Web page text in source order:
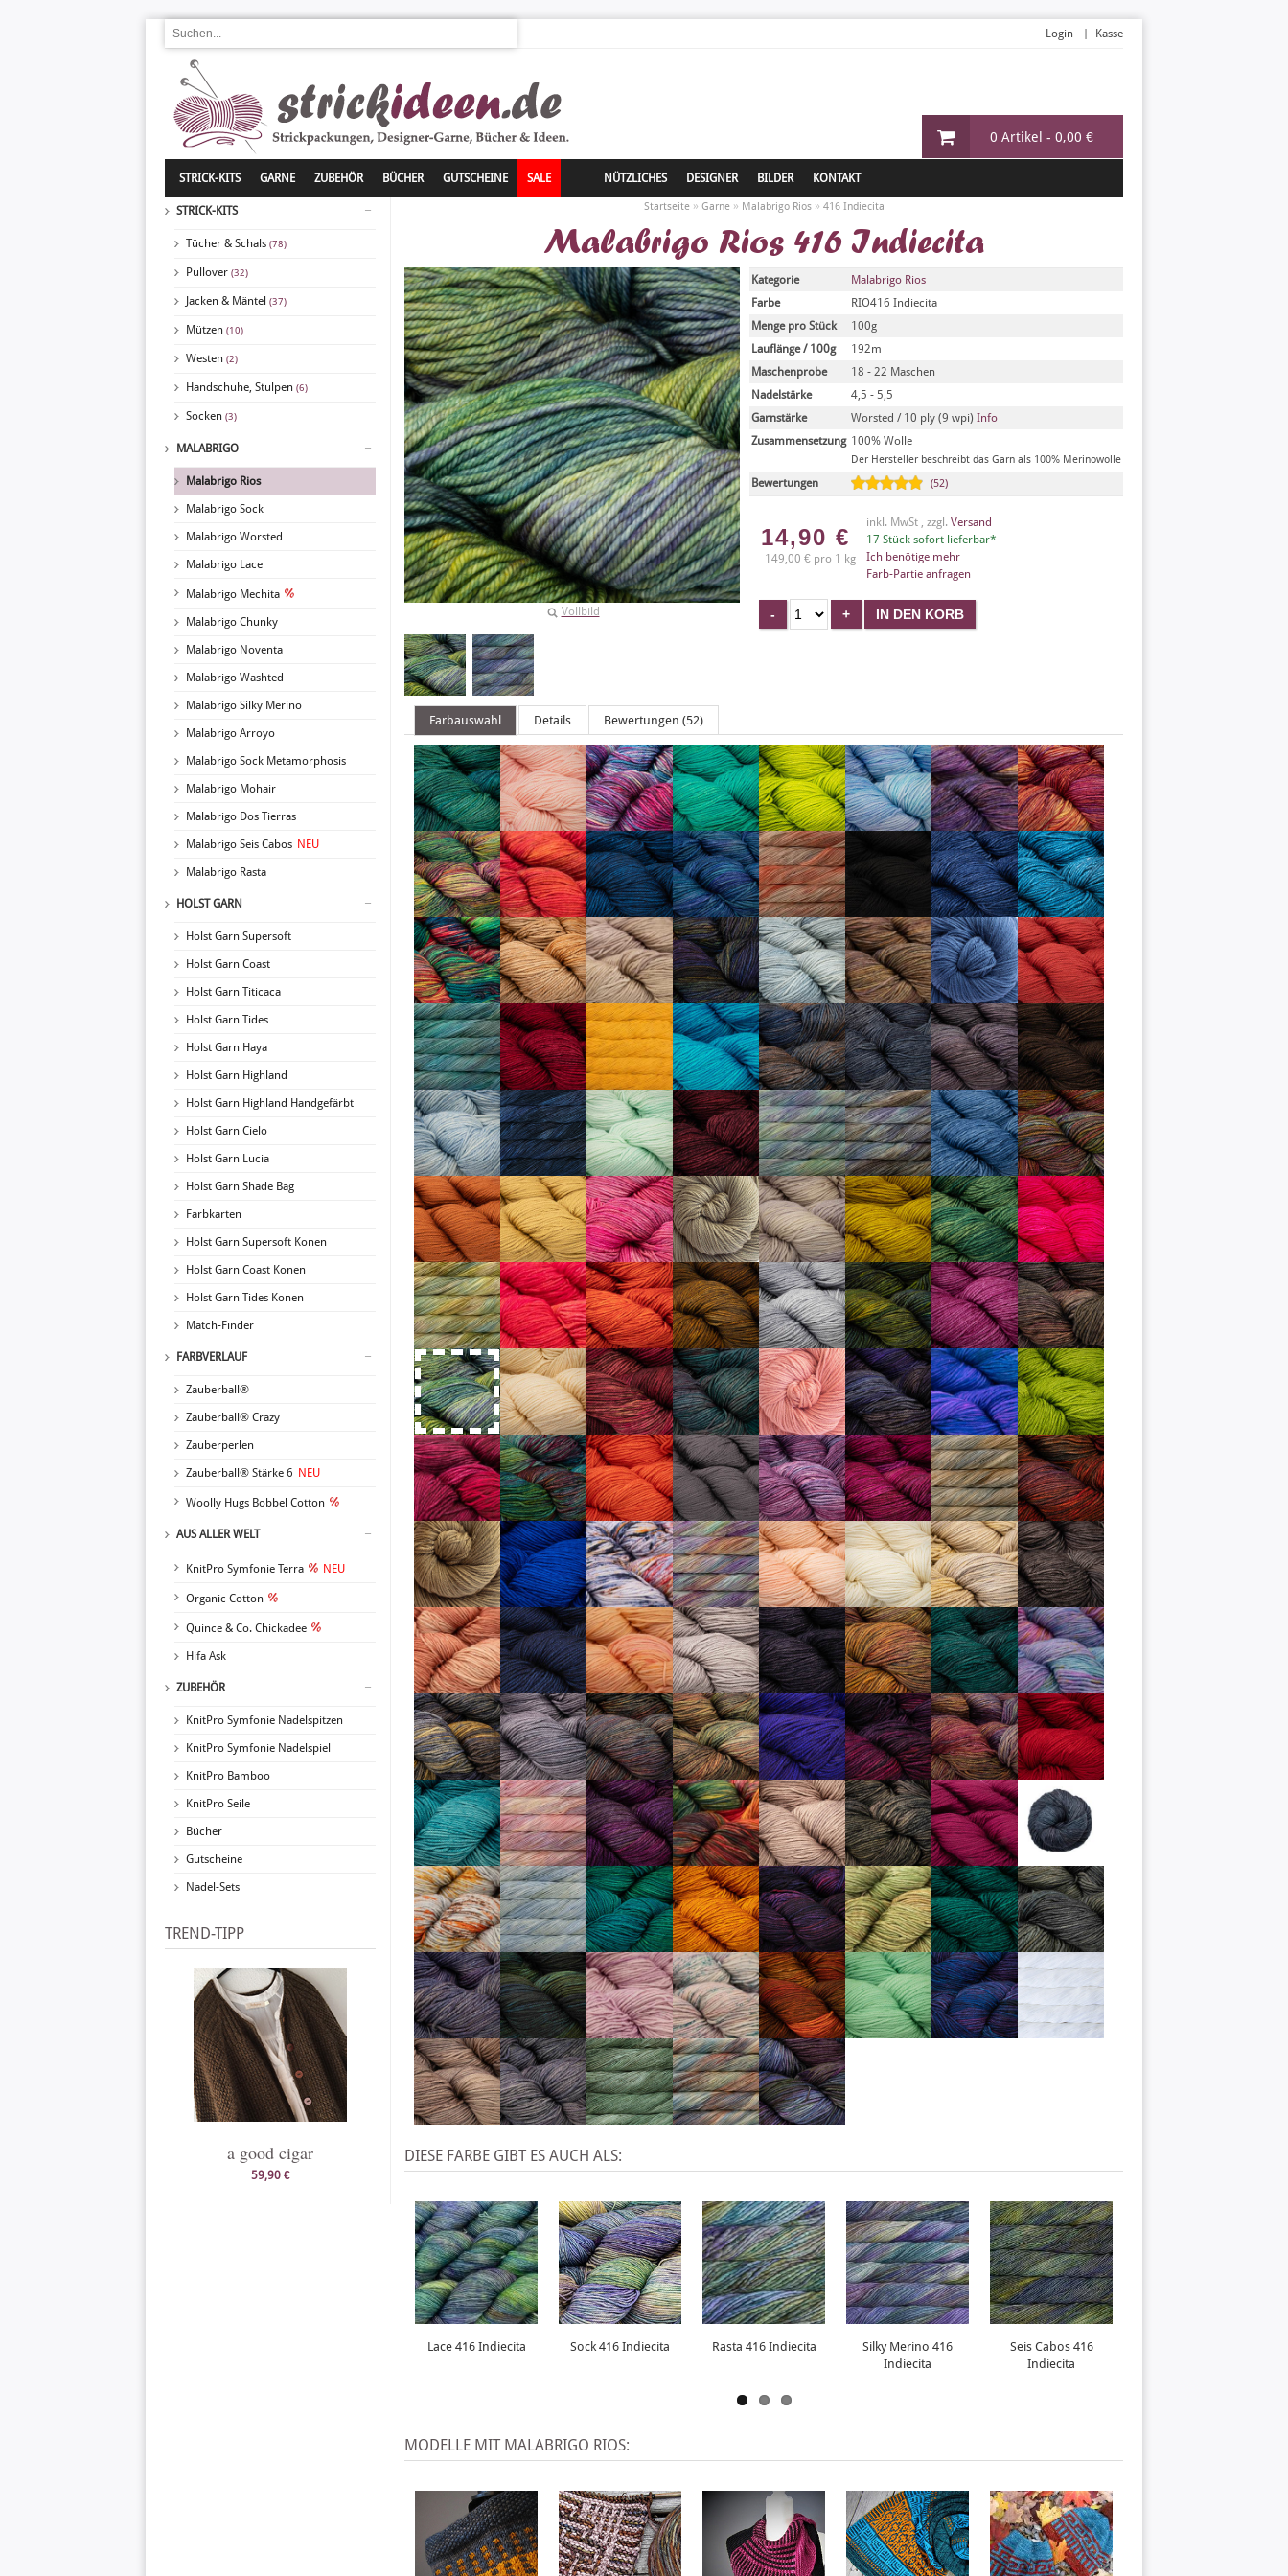
0 Artikel - 0,00 €
Login Kasse
STRICK-KITS GARNE ZUBEHÖR BÜCHER GUTSCHEINE SALE NÜTZLICHES DESIGNER BILDER KONTAKT
STRICK-KITS
Tücher & Schals (78)
Pullover (32)
Jacken & Mäntel (37)
Mützen (10)
Westen (2)
Handschuhe, Stulpen (6)
Socken (3)
MALABRIGO
Malabrigo Rios
Malabrigo Sock
Malabrigo Worsted
Malabrigo Lace
Malabrigo Mechita
Malabrigo Chunky
Malabrigo Noventa
Malabrigo Washted
Malabrigo Silky Merino
Malabrigo Arroyo
Malabrigo Sock Metamorphosis
Malabrigo Mohair
Malabrigo Dos Tierras
Malabrigo Seis Cabos NEU
Malabrigo Rasta
HOLST GARN
Holst Garn Supersoft
Holst Garn Coast
Holst Garn Titicaca
Holst Garn Tides
Holst Garn Haya
Holst Garn Highland
Holst Garn Highland Handgefärbt
Holst Garn Cielo
Holst Garn Lucia
Holst Garn Shade Bag
Farbkarten
Holst Garn Supersoft Konen
Holst Garn Coast Konen
Holst Garn Tides Konen
Match-Finder
FARBVERLAUF
Zauberball®
Zauberball® Crazy
Zauberperlen
Zauberball® Stärke 6 NEU
Woolly Hugs Bobbel Cotton
AUS ALLER WELT
KnitPro Symfonie Terra NEU
Organic Cotton
Quince & Co. Chickadee
Hifa Ask
ZUBEHÖR
KnitPro Symfonie Nadelspitzen
KnitPro Symfonie Nadelspiel
KnitPro Bamboo
KnitPro Seile
Bücher
Gutscheine
Nadel-Sets
TREND-TIPP
a good cigar
59,90 €
Startseite» Garne» Malabrigo Rios» 416 Indiecita
Malabrigo Rios 416 Indiecita
Vollbild
Kategorie
Malabrigo Rios
Farbe
RIO416 Indiecita
Menge pro Stück
100g
Lauflänge / 100g
192m
Maschenprobe
18 - 22 Maschen
Nadelstärke
4,5 - 5,5
Garnstärke
Worsted / 10 ply (9 wpi) Info
Zusammensetzung 100% Wolle
Der Hersteller beschreibt das Garn als 100% Merinowolle
Bewertungen (52)
14,90 €
149,00 € pro 1 kg
inkl. MwSt , zzgl. Versand
17 Stück sofort lieferbar*
Ich benötige mehr
Farb-Partie anfragen
Farbauswahl Details Bewertungen (52)
DIESE FARBE GIBT ES AUCH ALS:
Lace 416 Indiecita Sock 416 Indiecita Rasta 416 Indiecita
Silky Merino 416
Indiecita
Seis Cabos 416
Indiecita
MODELLE MIT MALABRIGO RIOS: